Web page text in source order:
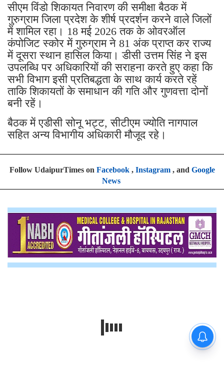
सीएम विंडो शिकायत निवारण की समीक्षा बैठक में
गुरुग्राम जिला प्रदेश के शीर्ष प्रदर्शन करने वाले जिलों
में शामिल रहा। 18 मई 2026 तक के ओवरऑल
कंपोजिट स्कोर में गुरुग्राम ने 81 अंक प्राप्त कर राज्य
में दूसरा स्थान हासिल किया। डीसी उत्तम सिंह ने इस
उपलब्धि पर अधिकारियों की सराहना करते हुए कहा कि
सभी विभाग इसी प्रतिबद्धता के साथ कार्य करते रहें
ताकि शिकायतों के समाधान की गति और गुणवत्ता दोनों
बनी रहें।
बैठक में एडीसी सोनू भट्ट, सीटीएम ज्योति नागपाल
सहित अन्य विभागीय अधिकारी मौजूद रहे।
Follow UdaipurTimes on Facebook, Instagram, and Google
News